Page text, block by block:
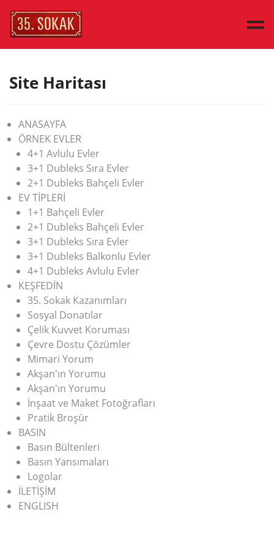
ÖRNEK EVLER
KEŞFEDİN
BASIN
İLETİŞİM
ENGLISH
Site Haritası
ANASAYFA
ÖRNEK EVLER
4+1 Avlulu Evler
3+1 Dubleks Sıra Evler
2+1 Dubleks Bahçeli Evler
EV TİPLERİ
1+1 Bahçeli Evler
2+1 Dubleks Bahçeli Evler
3+1 Dubleks Sıra Evler
3+1 Dubleks Balkonlu Evler
4+1 Dubleks Avlulu Evler
KEŞFEDİN
35. Sokak Kazanımları
Sosyal Donatılar
Çelik Kuvvet Koruması
Çevre Dostu Çözümler
Mimari Yorum
Akşan'ın Yorumu
Akşan'ın Yorumu
İnşaat ve Maket Fotoğrafları
Pratik Broşür
BASIN
Basın Bültenleri
Basın Yansımaları
Logolar
İLETİŞİM
ENGLISH